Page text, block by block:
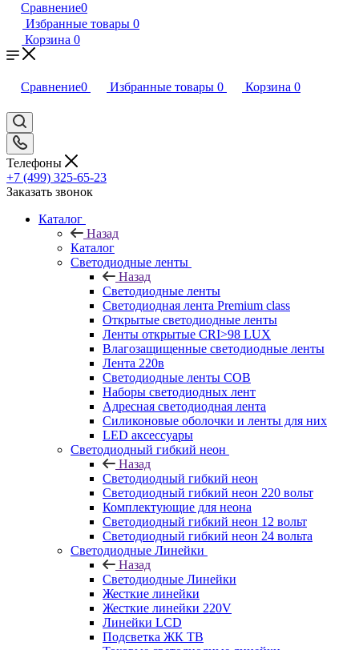
Сравнение0
Избранные товары 0
Корзина 0
Сравнение0 Избранные товары 0 Корзина 0
Телефоны
+7 (499) 325-65-23
Заказать звонок
Каталог
Назад
Каталог
Светодиодные ленты
Назад
Светодиодные ленты
Светодиодная лента Premium class
Открытые светодиодные ленты
Ленты открытые CRI>98 LUX
Влагозащищенные светодиодные ленты
Лента 220в
Светодиодные ленты COB
Наборы светодиодных лент
Адресная светодиодная лента
Силиконовые оболочки и ленты для них
LED аксессуары
Светодиодный гибкий неон
Назад
Светодиодный гибкий неон
Светодиодный гибкий неон 220 вольт
Комплектующие для неона
Светодиодный гибкий неон 12 вольт
Светодиодный гибкий неон 24 вольта
Светодиодные Линейки
Назад
Светодиодные Линейки
Жесткие линейки
Жесткие линейки 220V
Линейки LCD
Подсветка ЖК ТВ